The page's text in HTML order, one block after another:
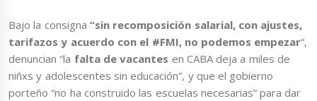
Bajo la consigna “sin recomposición salarial, con ajustes,
tarifazos y acuerdo con el #FMI, no podemos empezar“,
denuncian “la falta de vacantes en CABA deja a miles de
niñxs y adolescentes sin educación”, y que el gobierno
porteño “no ha construido las escuelas necesarias” para dar